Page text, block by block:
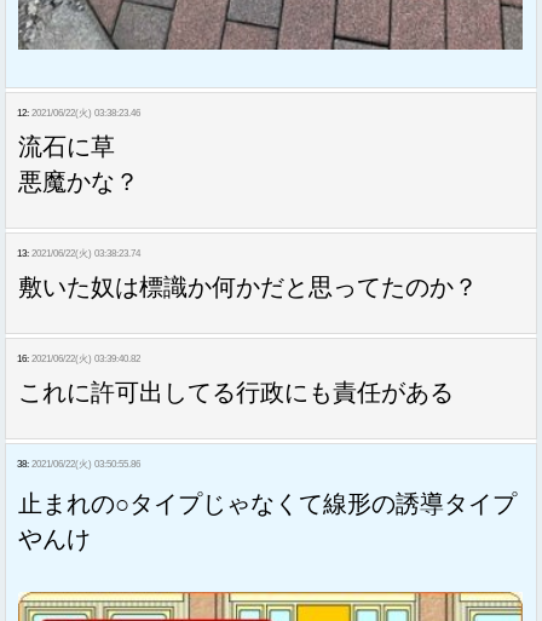
12: 2021/06/22(火) 03:38:23.46
流石に草
悪魔かな？
13: 2021/06/22(火) 03:38:23.74
敷いた奴は標識か何かだと思ってたのか？
16: 2021/06/22(火) 03:39:40.82
これに許可出してる行政にも責任がある
38: 2021/06/22(火) 03:50:55.86
止まれの○タイプじゃなくて線形の誘導タイプ
やんけ